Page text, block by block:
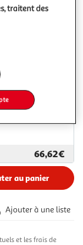
31,99€
66,62€
au panier
Ajouter à une liste
et les frais de
traitent des